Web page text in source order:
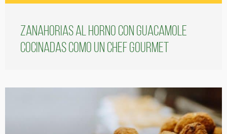
Zanahorias al horno con guacamole
cocinadas como un chef gourmet